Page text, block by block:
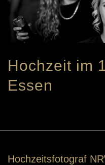
Hochzeit im
Essen
Hochzeitsfotograf